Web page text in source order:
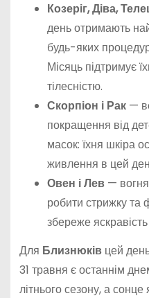
Козеріг, Діва,
день отримають
будь-яких
Місяць підтримує
тілесністю.
Скорпіон і Рак—
покращення від
масок: їхня шкіра
живлення в цей
Овен і Лев—
робити стрижку та
збереже
Для Близнюківцей
31 травня є останнім
літнього сезону, а